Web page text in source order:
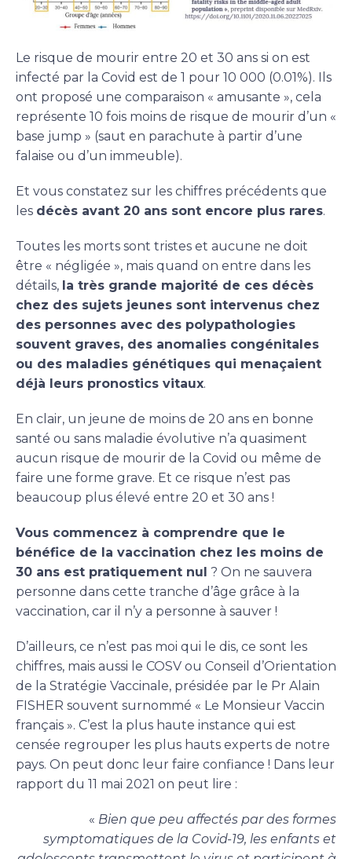
Le risque de mourir entre 20 et 30 ans si on est
infecté par la Covid est de 1 pour 10 000 (0.01%). Ils
ont proposé une comparaison « amusante », cela
représente 10 fois moins de risque de mourir d’un «
base jump » (saut en parachute à partir d’une
falaise ou d’un immeuble).
Et vous constatez sur les chiffres précédents que
les décès avant 20 ans sont encore plus rares.
Toutes les morts sont tristes et aucune ne doit
être « négligée », mais quand on entre dans les
détails, la très grande majorité de ces décès
chez des sujets jeunes sont intervenus chez
des personnes avec des polypathologies
souvent graves, des anomalies congénitales
ou des maladies génétiques qui menaçaient
déjà leurs pronostics vitaux.
En clair, un jeune de moins de 20 ans en bonne
santé ou sans maladie évolutive n’a quasiment
aucun risque de mourir de la Covid ou même de
faire une forme grave. Et ce risque n’est pas
beaucoup plus élevé entre 20 et 30 ans !
Vous commencez à comprendre que le
bénéfice de la vaccination chez les moins de
30 ans est pratiquement nul ? On ne sauvera
personne dans cette tranche d’âge grâce à la
vaccination, car il n’y a personne à sauver !
D’ailleurs, ce n’est pas moi qui le dis, ce sont les
chiffres, mais aussi le COSV ou Conseil d’Orientation
de la Stratégie Vaccinale, présidée par le Pr Alain
FISHER souvent surnommé « Le Monsieur Vaccin
français ». C’est la plus haute instance qui est
censée regrouper les plus hauts experts de notre
pays. On peut donc leur faire confiance ! Dans leur
rapport du 11 mai 2021 on peut lire :
« Bien que peu affectés par des formes
symptomatiques de la Covid-19, les enfants et